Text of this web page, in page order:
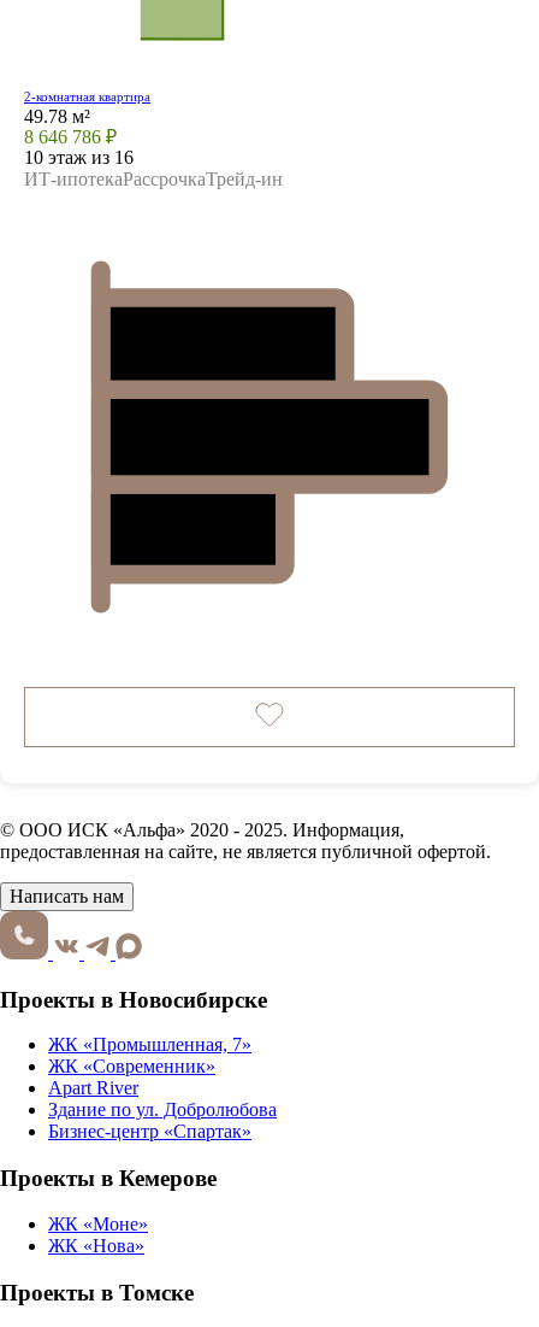
2-комнатная квартира
49.78 м²
8 646 786 ₽
10 этаж из 16
ИТ-ипотекаРассрочкаТрейд-ин
© ООО ИСК «Альфа» 2020 - 2025. Информация,
предоставленная на сайте, не является публичной офертой.
Написать нам
Проекты в Новосибирске
ЖК «Промышленная, 7»
ЖК «Современник»
Apart River
Здание по ул. Добролюбова
Бизнес-центр «Спартак»
Проекты в Кемерове
ЖК «Моне»
ЖК «Нова»
Проекты в Томске